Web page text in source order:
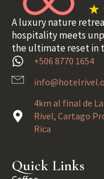
A luxury nature
hospitality meets
the ultimate reset in
+506 8770 1654
4km al final de
Rivel, Cartago
Rica
Quick Links